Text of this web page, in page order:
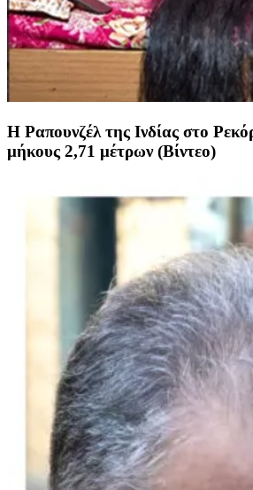
Η Ραπουνζέλ της Ινδίας στο
μήκους 2,71 μέτρων (Βίντεο)